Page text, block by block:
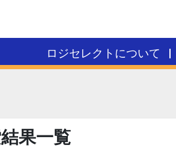
ロジセレクトについて
果一覧